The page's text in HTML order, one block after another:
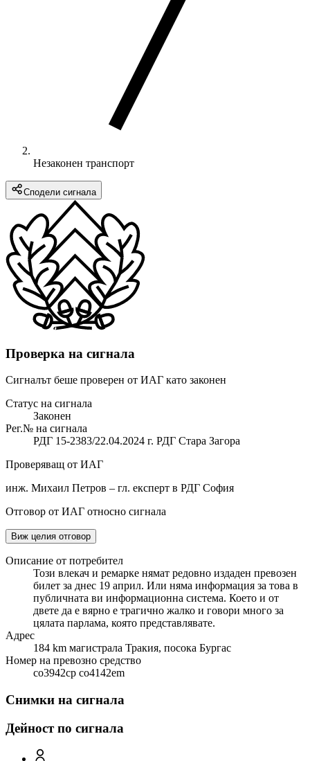
Незаконен транспорт
Сподели сигнала
Проверка на сигнала
Сигналът беше проверен от ИАГ като законен
Статус на сигнала
Законен
Рег.№ на сигнала
РДГ 15-2383/22.04.2024 г. РДГ Стара Загора
Проверяващ от ИАГ
инж. Михаил Петров – гл. експерт в РДГ София
Отговор от ИАГ относно сигнала
Виж целия отговор
Описание от потребител
Този влекач и ремарке нямат редовно издаден превозен
билет за днес 19 април. Или няма информация за това в
публичната ви информационна система. Което и от
двете да е вярно е трагично жалко и говори много за
цялата парлама, която представлявате.
Адрес
184 km магистрала Тракия, посока Бургас
Номер на превозно средство
co3942cp co4142em
Снимки на сигнала
Дейност по сигнала